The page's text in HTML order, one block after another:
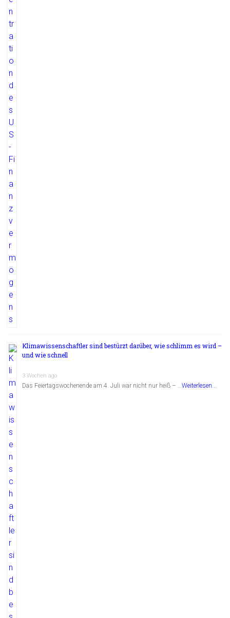
Klimawissenschaftler sind bestürzt darüber, wie schlimm es wird –
und wie schnell
3 Wochen ago
Das Feiertagswochenende am 4. Juli war nicht nur heiß – …Weiterlesen...